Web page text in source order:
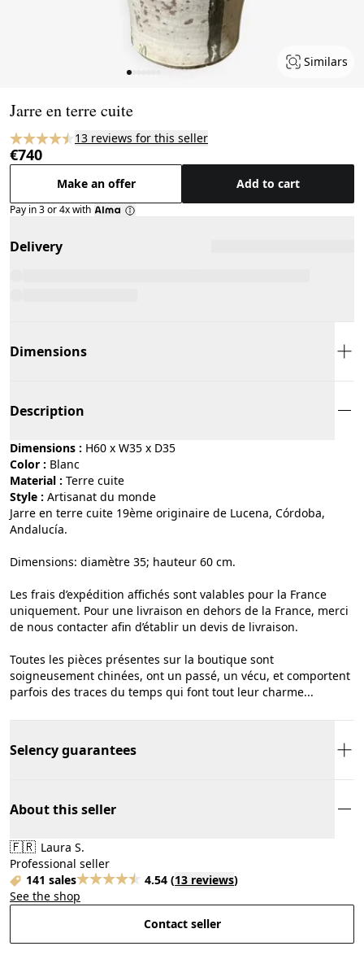
Similars
Jarre en terre cuite
13 reviews for this seller
€740
Make an offer Add to cart
Pay in 3 or 4x with
Delivery
Dimensions
Description
Dimensions : H60 x W35 x D35
Color :
blanc
Material :
terre cuite
Style :
artisanat du monde
Jarre en terre cuite 19ème originaire de Lucena, Córdoba,
Andalucía.
Dimensions: diamètre 35; hauteur 60 cm.
Les frais d’expédition affichés sont valables pour la France
uniquement. Pour une livraison en dehors de la France, merci
de nous contacter afin d’établir un devis de livraison.
Toutes les pièces présentes sur la boutique sont
soigneusement chinées, ont un passé, un vécu, et comportent
parfois des traces du temps qui font tout leur charme...
Selency guarantees
About this seller
🇫🇷 Laura S.
Professional seller
141 sales
4.54 (13 reviews)
See the shop
Contact seller